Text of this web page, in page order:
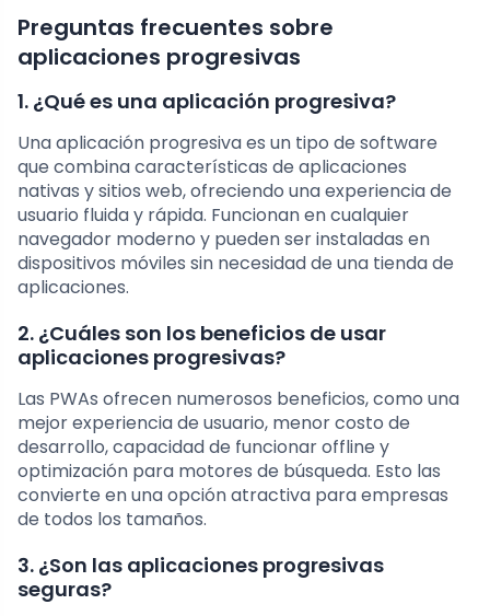
Preguntas frecuentes sobre
aplicaciones progresivas
1. ¿Qué es una aplicación progresiva?
Una aplicación progresiva es un tipo de software
que combina características de aplicaciones
nativas y sitios web, ofreciendo una experiencia de
usuario fluida y rápida. Funcionan en cualquier
navegador moderno y pueden ser instaladas en
dispositivos móviles sin necesidad de una tienda de
aplicaciones.
2. ¿Cuáles son los beneficios de usar
aplicaciones progresivas?
Las PWAs ofrecen numerosos beneficios, como una
mejor experiencia de usuario, menor costo de
desarrollo, capacidad de funcionar offline y
optimización para motores de búsqueda. Esto las
convierte en una opción atractiva para empresas
de todos los tamaños.
3. ¿Son las aplicaciones progresivas
seguras?